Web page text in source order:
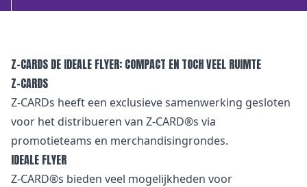
Z-CARDS DE IDEALE FLYER: COMPACT EN TOCH VEEL RUIMTE
Z-CARDS
Z-CARDs heeft een exclusieve samenwerking gesloten
voor het distribueren van Z-CARD®s via
promotieteams en merchandisingrondes.
IDEALE FLYER
Z-CARD®s bieden veel mogelijkheden voor